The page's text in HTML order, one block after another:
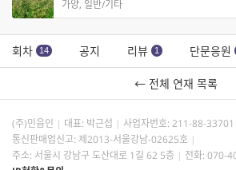
가양, 일반/기타
회차 14 공지 리뷰 1 단문응원
← 전체 연재 목록
(주)민음인 대표: 박근섭 사업자번호: 211-88-33701
통신판매업신고: 제2013-서울강남-02625호
주소: 서울시 강남구 도산대로 1길 62 5층
전화: 070-